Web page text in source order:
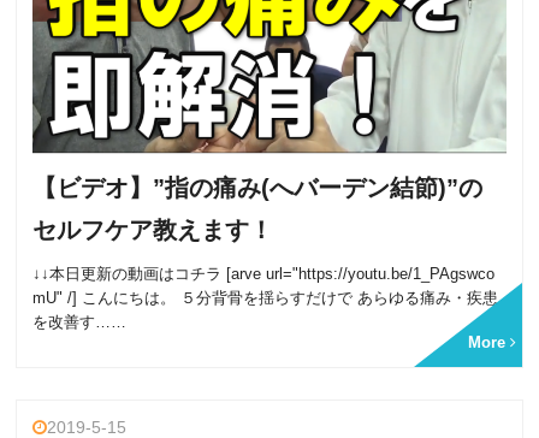
【ビデオ】”指の痛み(へバーデン結節)”の
セルフケア教えます！
↓↓本日更新の動画はコチラ [arve url="https://youtu.be/1_PAgswco
mU" /] こんにちは。 ５分背骨を揺らすだけで あらゆる痛み・疾患
を改善す……
More
2019-5-15